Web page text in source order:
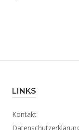
LINKS
Kontakt